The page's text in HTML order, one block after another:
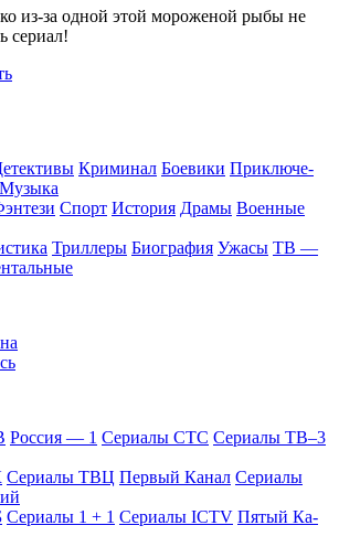
из-за одной этой мороженой рыбы не
сериал!
Кри­ми­нал Бое­ви­ки При­клю­че­
Му­зы­ка
Спорт Ис­то­рия Дра­мы Во­ен­ные
Трил­ле­ры Био­гра­фия Ужа­сы ТВ —
Рос­сия — 1 Се­риа­лы СТС Се­риа­лы ТВ–3
Се­риа­лы ТВЦ Пер­вый Ка­нал Се­риа­лы
Се­риа­лы 1 + 1 Се­риа­лы ICTV Пя­тый Ка­